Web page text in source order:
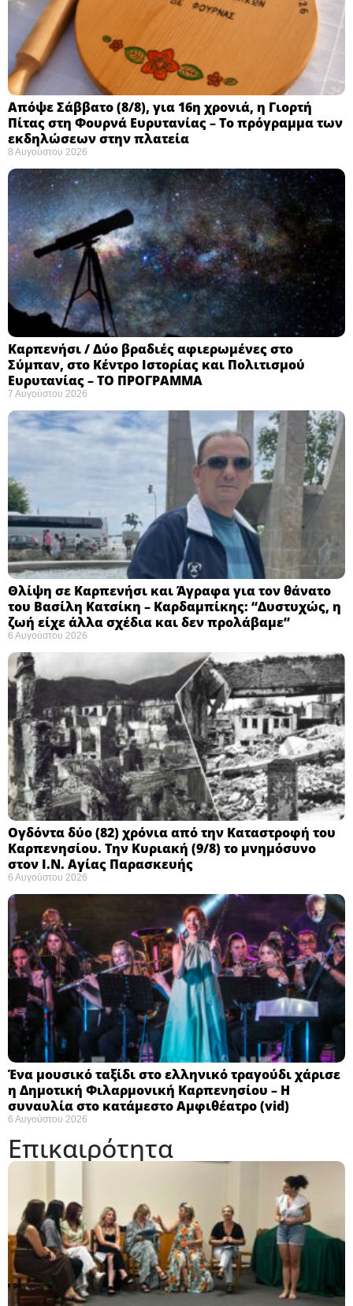
Απόψε Σάββατο (8/8), για 16η χρονιά, η Γιορτή
Πίτας στη Φουρνά Ευρυτανίας – Το πρόγραμμα των
εκδηλώσεων στην πλατεία
8 Αυγούστου 2026
Καρπενήσι / Δύο βραδιές αφιερωμένες στο
Σύμπαν, στο Κέντρο Ιστορίας και Πολιτισμού
Ευρυτανίας – ΤΟ ΠΡΟΓΡΑΜΜΑ
7 Αυγούστου 2026
Θλίψη σε Καρπενήσι και Άγραφα για τον θάνατο
του Βασίλη Κατσίκη – Καρδαμπίκης: “Δυστυχώς, η
ζωή είχε άλλα σχέδια και δεν προλάβαμε”
6 Αυγούστου 2026
Ογδόντα δύο (82) χρόνια από την Καταστροφή του
Καρπενησίου. Την Κυριακή (9/8) το μνημόσυνο
στον Ι.Ν. Αγίας Παρασκευής
6 Αυγούστου 2026
Ένα μουσικό ταξίδι στο ελληνικό τραγούδι χάρισε
η Δημοτική Φιλαρμονική Καρπενησίου – Η
συναυλία στο κατάμεστο Αμφιθέατρο (vid)
6 Αυγούστου 2026
Επικαιρότητα